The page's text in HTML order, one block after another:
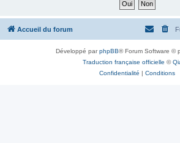
Accueil du forum
Développé parphpBB® Forum Software ©
Traduction française officielle ©
Confidentialité
Conditions